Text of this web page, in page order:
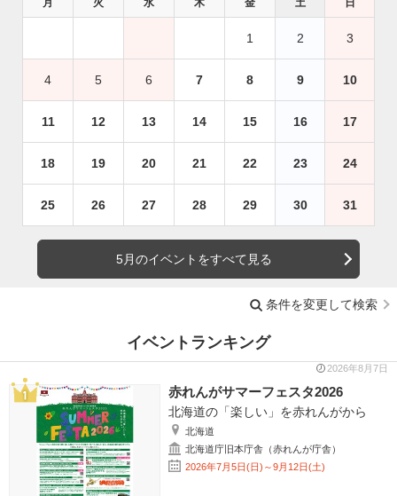
月 火 水 木 金 土 日
1 2 3
4 5 6 7 8 9 10
11 12 13 14 15 16 17
18 19 20 21 22 23 24
25 26 27 28 29 30 31
5月のイベントをすべて見る
条件を変更して検索
イベントランキング
2026年8月7日
赤れんがサマーフェスタ2026
北海道の「楽しい」を赤れんがから
北海道
北海道庁旧本庁舎（赤れんが庁舎）
2026年7月5日(日)～9月12日(土)